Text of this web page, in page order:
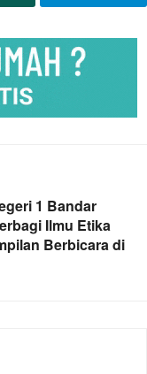
1 Bandar
Ilmu Etika
Berbicara di